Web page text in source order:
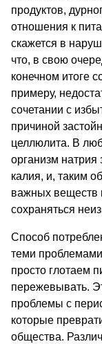
продуктов,
отношения к
скажется в
что, в свою
конечном итоге
примеру,
сочетании с
причиной
целлюлита. В
организм натрия
калия, и, таким
важных веществ
сохраняться
Способ
теми
просто глотаем
пережевывать.
проблемы с
которые
общества.